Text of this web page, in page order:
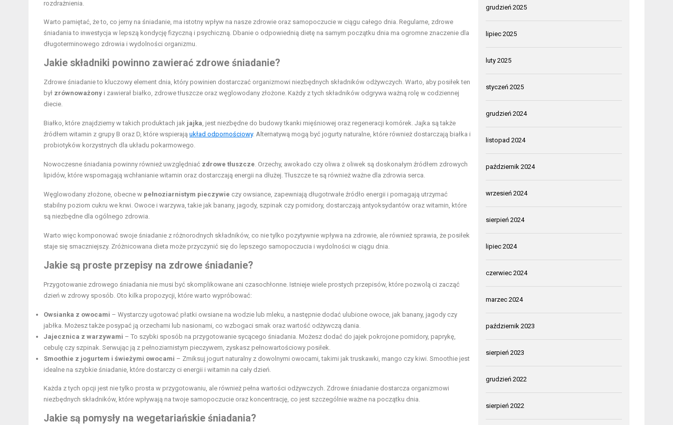
rozdrażnienia.
Warto pamiętać, że to, co jemy na śniadanie, ma istotny wpływ na nasze zdrowie oraz samopoczucie w ciągu całego dnia. Regularne, zdrowe
śniadania to inwestycja w lepszą kondycję fizyczną i psychiczną. Dbanie o odpowiednią dietę na samym początku dnia ma ogromne znaczenie dla
długoterminowego zdrowia i wydolności organizmu.
Jakie składniki powinno zawierać zdrowe śniadanie?
Zdrowe śniadanie to kluczowy element dnia, który powinien dostarczać organizmowi niezbędnych składników odżywczych. Warto, aby posiłek ten
był zrównoważony i zawierał białko, zdrowe tłuszcze oraz węglowodany złożone. Każdy z tych składników odgrywa ważną rolę w codziennej
diecie.
Białko, które znajdziemy w takich produktach jak jajka, jest niezbędne do budowy tkanki mięśniowej oraz regeneracji komórek. Jajka są także
źródłem witamin z grupy B oraz D, które wspierają układ odpornościowy. Alternatywą mogą być jogurty naturalne, które również dostarczają białka i
probiotyków korzystnych dla układu pokarmowego.
Nowoczesne śniadania powinny również uwzględniać zdrowe tłuszcze. Orzechy, awokado czy oliwa z oliwek są doskonałym źródłem zdrowych
lipidów, które wspomagają wchłanianie witamin oraz dostarczają energii na dłużej. Tłuszcze te są również ważne dla zdrowia serca.
Węglowodany złożone, obecne w pełnoziarnistym pieczywie czy owsiance, zapewniają długotrwałe źródło energii i pomagają utrzymać
stabilny poziom cukru we krwi. Owoce i warzywa, takie jak banany, jagody, szpinak czy pomidory, dostarczają antyoksydantów oraz witamin, które
są niezbędne dla ogólnego zdrowia.
Warto więc komponować swoje śniadanie z różnorodnych składników, co nie tylko pozytywnie wpływa na zdrowie, ale również sprawia, że posiłek
staje się smaczniejszy. Zróżnicowana dieta może przyczynić się do lepszego samopoczucia i wydolności w ciągu dnia.
Jakie są proste przepisy na zdrowe śniadanie?
Przygotowanie zdrowego śniadania nie musi być skomplikowane ani czasochłonne. Istnieje wiele prostych przepisów, które pozwolą ci zacząć
dzień w zdrowy sposób. Oto kilka propozycji, które warto wypróbować:
Owsianka z owocami – Wystarczy ugotować płatki owsiane na wodzie lub mleku, a następnie dodać ulubione owoce, jak banany, jagody czy
jabłka. Możesz także posypać ją orzechami lub nasionami, co wzbogaci smak oraz wartość odżywczą dania.
Jajecznica z warzywami – To szybki sposób na przygotowanie sycącego śniadania. Możesz dodać do jajek pokrojone pomidory, paprykę,
cebulę czy szpinak. Serwując ją z pełnoziarnistym pieczywem, zyskasz pełnowartościowy posiłek.
Smoothie z jogurtem i świeżymi owocami – Zmiksuj jogurt naturalny z dowolnymi owocami, takimi jak truskawki, mango czy kiwi. Smoothie jest
idealne na szybkie śniadanie, które dostarczy ci energii i witamin na cały dzień.
Każda z tych opcji jest nie tylko prosta w przygotowaniu, ale również pełna wartości odżywczych. Zdrowe śniadanie dostarcza organizmowi
niezbędnych składników, które wpływają na twoje samopoczucie oraz koncentrację, co jest szczególnie ważne na początku dnia.
Jakie są pomysły na wegetariańskie śniadania?
grudzień 2025
lipiec 2025
luty 2025
styczeń 2025
grudzień 2024
listopad 2024
październik 2024
wrzesień 2024
sierpień 2024
lipiec 2024
czerwiec 2024
marzec 2024
październik 2023
sierpień 2023
grudzień 2022
sierpień 2022